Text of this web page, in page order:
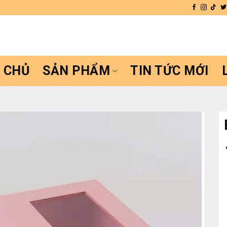
SẢN PHẨM TIN TỨC MỚI